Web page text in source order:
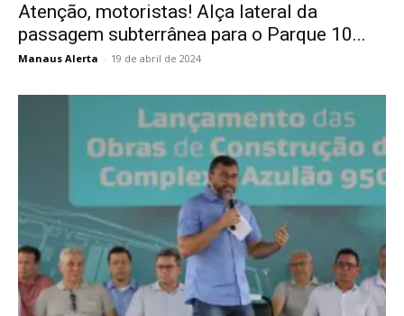
Atenção, motoristas! Alça lateral da
passagem subterrânea para o Parque 10...
Manaus Alerta - 19 de abril de 2024